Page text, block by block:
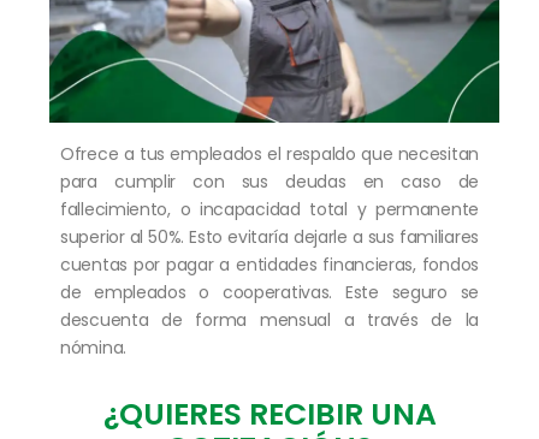
Ofrece a tus empleados el respaldo que necesitan
para cumplir con sus deudas en caso de
fallecimiento, o incapacidad total y permanente
superior al 50%. Esto evitaría dejarle a sus familiares
cuentas por pagar a entidades financieras, fondos
de empleados o cooperativas. Este seguro se
descuenta de forma mensual a través de la
nómina.
¿QUIERES RECIBIR UNA